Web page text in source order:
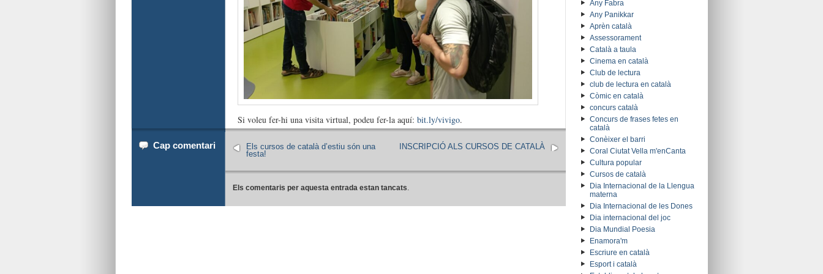
Si voleu fer-hi una visita virtual, podeu fer-la aquí: bit.ly/vivigo.
Cap comentari INSCRIPCIÓ ALS CURSOS DE CATALÀ
Els cursos de català d’estiu són una
festa!
Els comentaris per aquesta entrada estan tancats.
Any Fabra
Any Panikkar
Aprèn català
Assessorament
Català a taula
Cinema en català
Club de lectura
club de lectura en català
Còmic en català
concurs català
Concurs de frases fetes en
català
Conèixer el barri
Coral Ciutat Vella m'enCanta
Cultura popular
Cursos de català
Dia Internacional de la Llengua
materna
Dia Internacional de les Dones
Dia internacional del joc
Dia Mundial Poesia
Enamora'm
Escriure en català
Esport i català